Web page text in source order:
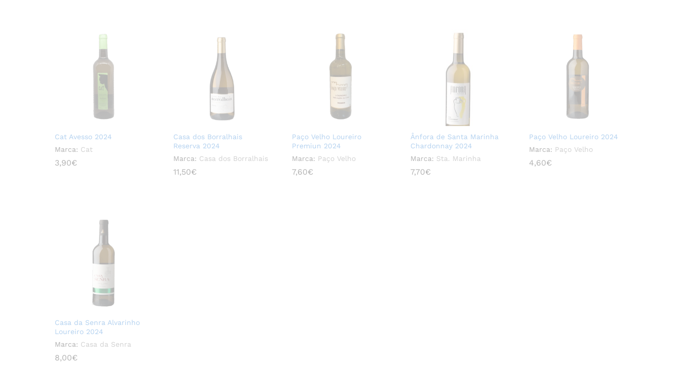
Cat Avesso 2024
Marca: Cat
3,90€
3,90€
Casa dos Borralhais
Reserva 2024
Marca: Casa dos Borralhais
11,50€
11,50€
Paço Velho Loureiro
Premiun 2024
Marca: Paço Velho
7,60€
7,60€
Ânfora de Santa Marinha
Chardonnay 2024
Marca: Sta. Marinha
7,70€
7,70€
Paço Velho Loureiro 2024
Marca: Paço Velho
4,60€
4,60€
Casa da Senra Alvarinho
Loureiro 2024
Marca: Casa da Senra
8,00€
8,00€